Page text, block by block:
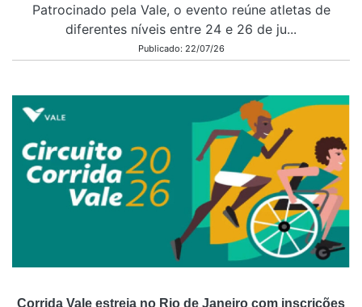
Patrocinado pela Vale, o evento reúne atletas de
diferentes níveis entre 24 e 26 de ju...
Publicado: 22/07/26
Corrida Vale estreia no Rio de Janeiro com inscrições